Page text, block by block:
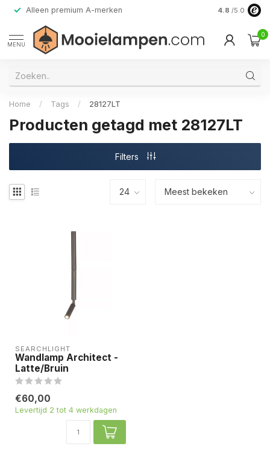
Alleen premium A-merken 4.8 /5.0
MENU
0
Home / Tags / 28127LT
Producten getagd met 28127LT
Filters
SEARCHLIGHT
Wandlamp Architect -
Latte/Bruin
€60,00
Levertijd 2 tot 4 werkdagen